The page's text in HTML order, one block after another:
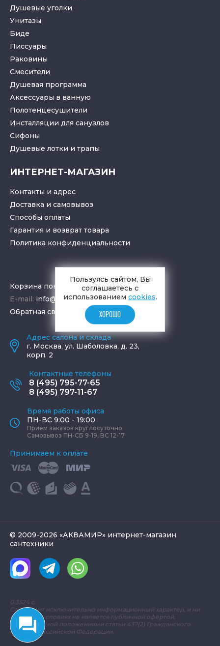
Душевые уголки
Унитазы
Биде
Писсуары
Раковины
Смесители
Душевая программа
Аксессуары в ванную
Полотенцесушители
Инсталляции для санузлов
Cифоны
Душевые лотки и трапы
ИНТЕРНЕТ-МАГАЗИН
Контакты и адрес
Доставка и самовывоз
Способы оплаты
Гарантия и возврат товара
Политика конфиденциальности
Корзина покупок
E-mail: info@aquamir.ru
Обратная связь
Адрес салона и склада
г. Москва, ул. Шаболовка, д. 23,
корп. 2
Контактные телефоны
8 (495) 795-77-65
8 (495) 797-11-67
Время работы офиса
ПН-ВС 9:00 - 19:00
Прием заказов круглосуточно
Самовывоз ПН-СБ 9-19, ВС 12-17
Принимаем к оплате
© 2009-2026 «АКВАМИР» интернет-магазин
сантехники
0.3524 с.
Сайт носит исключительно информационный характер, и ни
при каких условиях не является публичной офертой,
определяемой положениями статьи 437(2) Гражданского
кодекса Российской Федерации.
Пользуясь сайтом, Вы
соглашаетесь с
использованием cookies.
ХОРОШО